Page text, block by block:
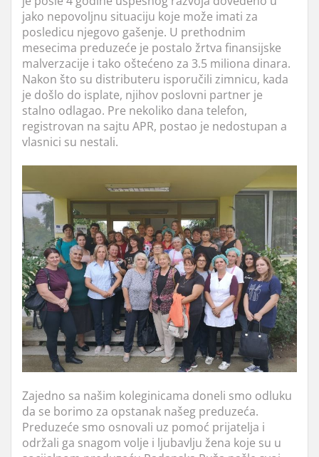
jako nepovoljnu situaciju koje može imati za
posledicu njegovo gašenje. U prethodnim
mesecima preduzeće je postalo žrtva finansijske
malverzacije i tako oštećeno za 3.5 miliona dinara.
Nakon što su distributeru isporučili zimnicu, kada
je došlo do isplate, njihov poslovni partner je
stalno odlagao. Pre nekoliko dana telefon,
registrovan na sajtu APR, postao je nedostupan a
vlasnici su nestali.
Zajedno sa našim koleginicama doneli smo odluku
da se borimo za opstanak našeg preduzeća.
Preduzeće smo osnovali uz pomoć prijatelja i
održali ga snagom volje i ljubavlju žena koje su u